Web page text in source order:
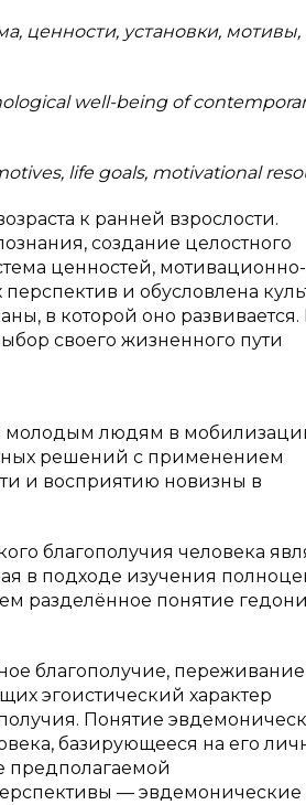
ценности, установки, мотивы,
well-being of
life goals, motivational
к ранней взрослости.
создание целостного
ценностей, мотивационно-
и обусловлена
в которой оно развивается.
своего жизненного пути
молодым людям в
решений с применением
и восприятию новизны в
благополучия человека
в подходе изучения
разделённое понятие
благополучие, переживание
эгоистический характер
Понятие
базирующееся на его
предполагаемой
— эвдемонические